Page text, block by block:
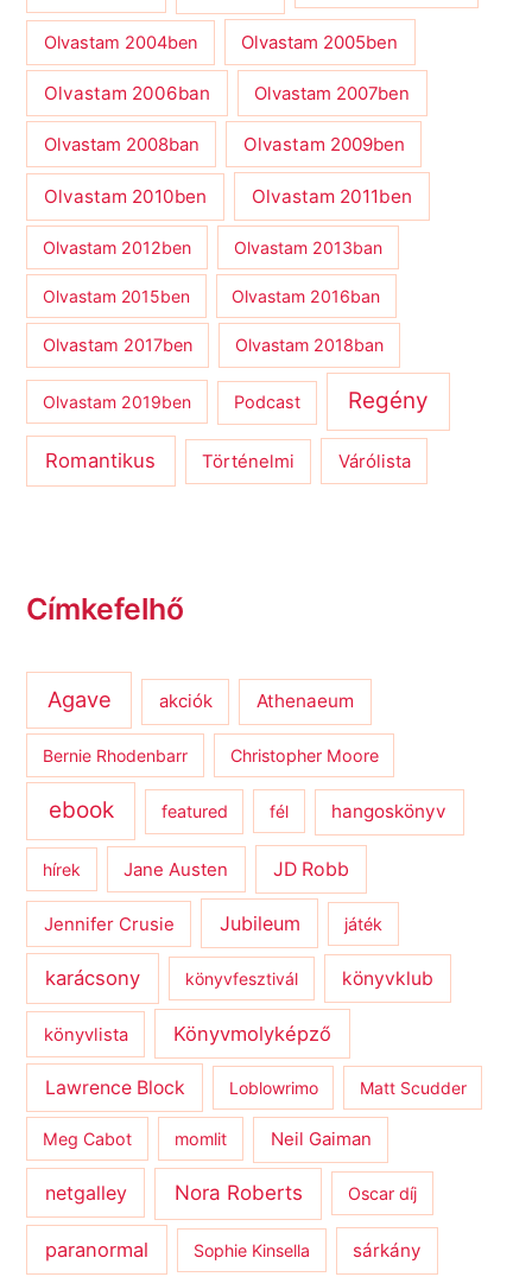
Olvastam 2004ben Olvastam 2005ben
Olvastam 2006ban Olvastam 2007ben
Olvastam 2008ban Olvastam 2009ben
Olvastam 2010ben Olvastam 2011ben
Olvastam 2012ben Olvastam 2013ban
Olvastam 2015ben Olvastam 2016ban
Olvastam 2017ben Olvastam 2018ban
Olvastam 2019ben Podcast Regény
Romantikus Történelmi Várólista
Címkefelhő
Agave akciók Athenaeum
Bernie Rhodenbarr Christopher Moore
ebook featured fél hangoskönyv
hírek Jane Austen JD Robb
Jennifer Crusie Jubileum játék
karácsony könyvfesztivál könyvklub
könyvlista Könyvmolyképző
Lawrence Block Loblowrimo Matt Scudder
Meg Cabot momlit Neil Gaiman
netgalley Nora Roberts Oscar díj
paranormal Sophie Kinsella sárkány